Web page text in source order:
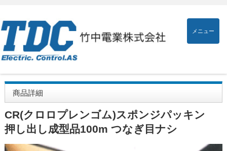
メニュー
商品詳細
CR(クロロプレンゴム)スポンジパッキン
押し出し成型品100m つなぎ目ナシ